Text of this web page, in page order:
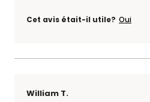
Cet avis était-il utile? Oui
William T.